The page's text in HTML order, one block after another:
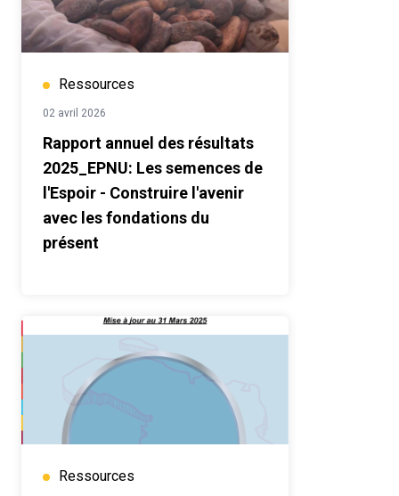
Ressources
02 avril 2026
Rapport annuel des résultats
2025_EPNU: Les semences de
l'Espoir - Construire l'avenir
avec les fondations du
présent
Ressources